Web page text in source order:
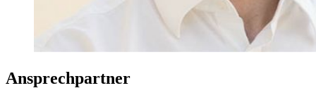
Ansprechpartner